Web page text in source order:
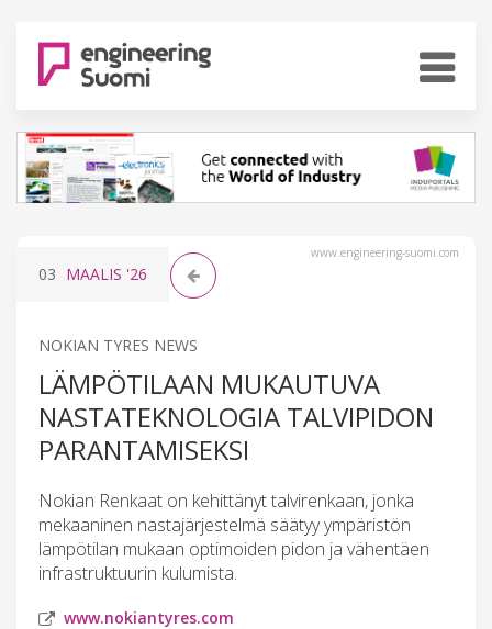
www.engineering-suomi.com
03 MAALIS '26
NOKIAN TYRES NEWS
LÄMPÖTILAAN MUKAUTUVA
NASTATEKNOLOGIA TALVIPIDON
PARANTAMISEKSI
Nokian Renkaat on kehittänyt talvirenkaan, jonka
mekaaninen nastajärjestelmä säätyy ympäristön
lämpötilan mukaan optimoiden pidon ja vähentäen
infrastruktuurin kulumista.
www.nokiantyres.com